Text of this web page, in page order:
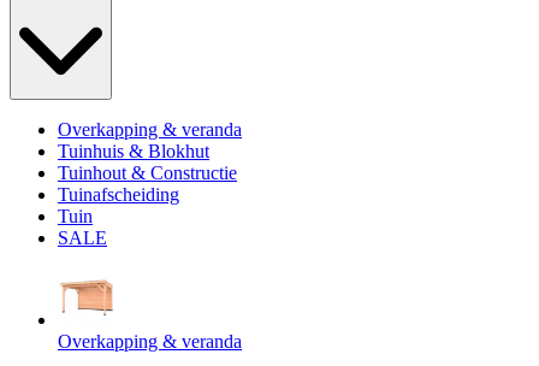
Overkapping & veranda
Tuinhuis & Blokhut
Tuinhout & Constructie
Tuinafscheiding
Tuin
SALE
Overkapping & veranda